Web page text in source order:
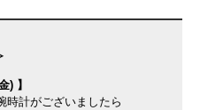
) 】
時計がございましたら